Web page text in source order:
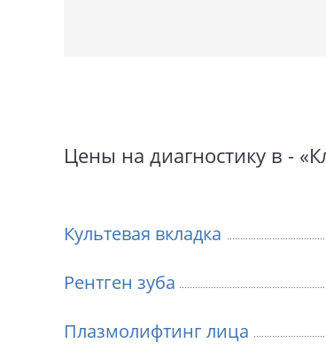
Цены на диагностику в -
Культевая вкладка
Рентген зуба
Плазмолифтинг лица